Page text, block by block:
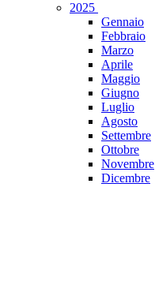
2025
Gennaio
Febbraio
Marzo
Aprile
Maggio
Giugno
Luglio
Agosto
Settembre
Ottobre
Novembre
Dicembre